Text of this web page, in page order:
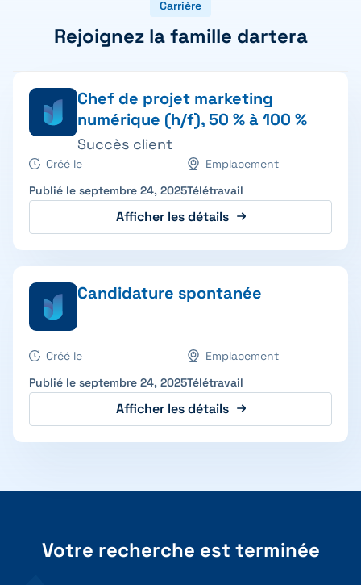
Carrière
Rejoignez la famille dartera
Chef de projet marketing
numérique (h/f), 50 % à 100 %
Succès client
Créé le
Publié le septembre 24, 2025
Emplacement
Télétravail
Afficher les détails
Candidature spontanée
Créé le
Publié le septembre 24, 2025
Emplacement
Télétravail
Afficher les détails
Votre recherche est terminée